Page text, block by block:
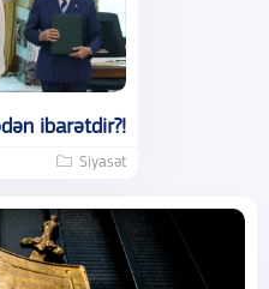
ibarətdir?!
Siyasət